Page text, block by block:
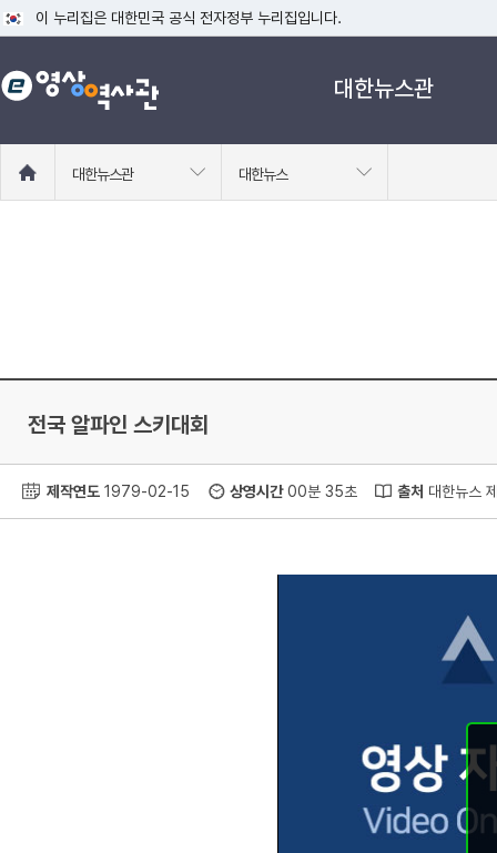
이 누리집은 대한민국 공식 전자정부 누리집입니다.
공식 누리집 주소 확인하기
go.kr 주소를 사용하는 누리집은 대한민국 정부기관이 관리하는 누리집입니
대한뉴스관
로
대한뉴스관 대한뉴스
전국 알파인 스키대회
제작연도 1979-02-15 상영시간00분 35초 출처 대한뉴스